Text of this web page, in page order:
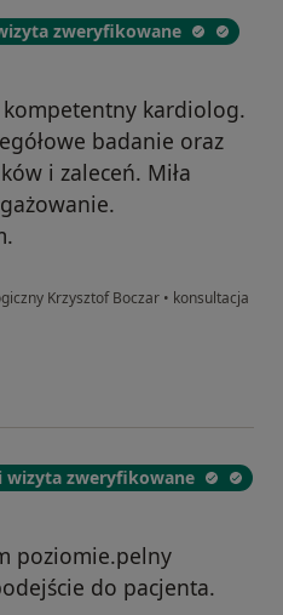
zweryfikowane
kardiolog.
badanie oraz
i zaleceń. Miła
Krzysztof Boczar • konsultacja
i wizyta zweryfikowane
poziomie.pelny
do pacjenta.